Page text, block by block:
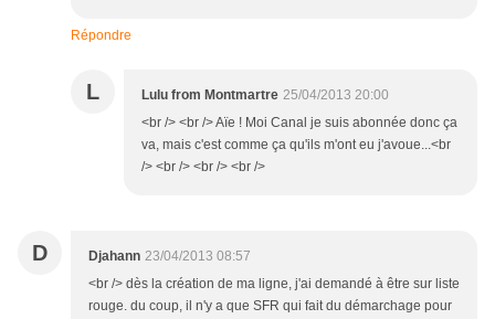
Répondre
L Lulu from Montmartre 25/04/2013 20:00
<br /> <br /> Aïe ! Moi Canal je suis abonnée donc ça
va, mais c'est comme ça qu'ils m'ont eu j'avoue...<br
/> <br /> <br /> <br />
D Djahann 23/04/2013 08:57
<br /> dès la création de ma ligne, j'ai demandé à être sur liste
rouge. du coup, il n'y a que SFR qui fait du démarchage pour